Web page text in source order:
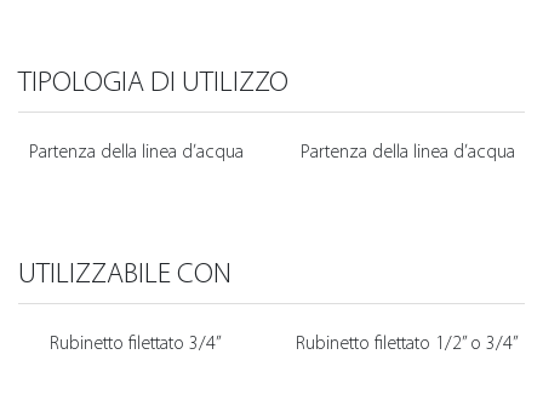
TIPOLOGIA DI UTILIZZO
Partenza della linea d’acqua Partenza della linea d’acqua
UTILIZZABILE CON
Rubinetto filettato 3/4” Rubinetto filettato 1/2” o 3/4”